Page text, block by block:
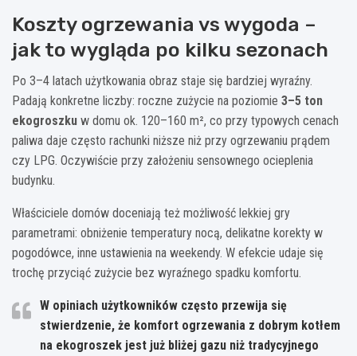
Koszty ogrzewania vs wygoda –
jak to wygląda po kilku sezonach
Po 3–4 latach użytkowania obraz staje się bardziej wyraźny.
Padają konkretne liczby: roczne zużycie na poziomie 3–5 ton
ekogroszku w domu ok. 120–160 m², co przy typowych cenach
paliwa daje często rachunki niższe niż przy ogrzewaniu prądem
czy LPG. Oczywiście przy założeniu sensownego ocieplenia
budynku.
Właściciele domów doceniają też możliwość lekkiej gry
parametrami: obniżenie temperatury nocą, delikatne korekty w
pogodówce, inne ustawienia na weekendy. W efekcie udaje się
trochę przyciąć zużycie bez wyraźnego spadku komfortu.
W opiniach użytkowników często przewija się
stwierdzenie, że komfort ogrzewania z dobrym kotłem
na ekogroszek jest już bliżej gazu niż tradycyjnego